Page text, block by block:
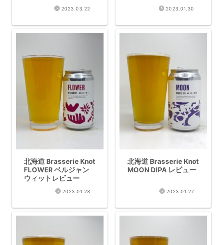
2023.03.22 2023.01.30
北海道 Brasserie Knot
FLOWER ベルジャン
ウィットレビュー
2023.01.28
北海道 Brasserie Knot
MOON DIPA レビュー
2023.01.27